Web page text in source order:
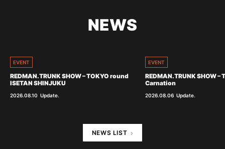
NEWS
EVENT
REDMAN.TRUNK SHOW – TOKYO round
ISETAN SHINJUKU
2026.08.10 Update.
EVENT
REDMAN.TRUNK SHOW –
Carnation
2026.08.06 Update.
NEWS LIST